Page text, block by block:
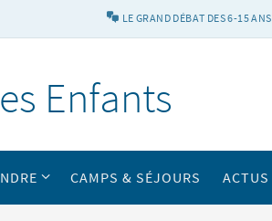
LE GRAND DÉBAT DES 6-15 ANS
Enfants
CAMPS & SÉJOURS ACTUS